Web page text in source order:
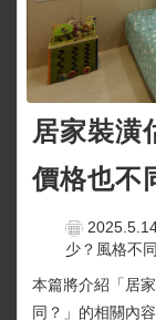
居家裝潢
價格也不
少？風格不
本篇將介紹「居
同？」的相關內